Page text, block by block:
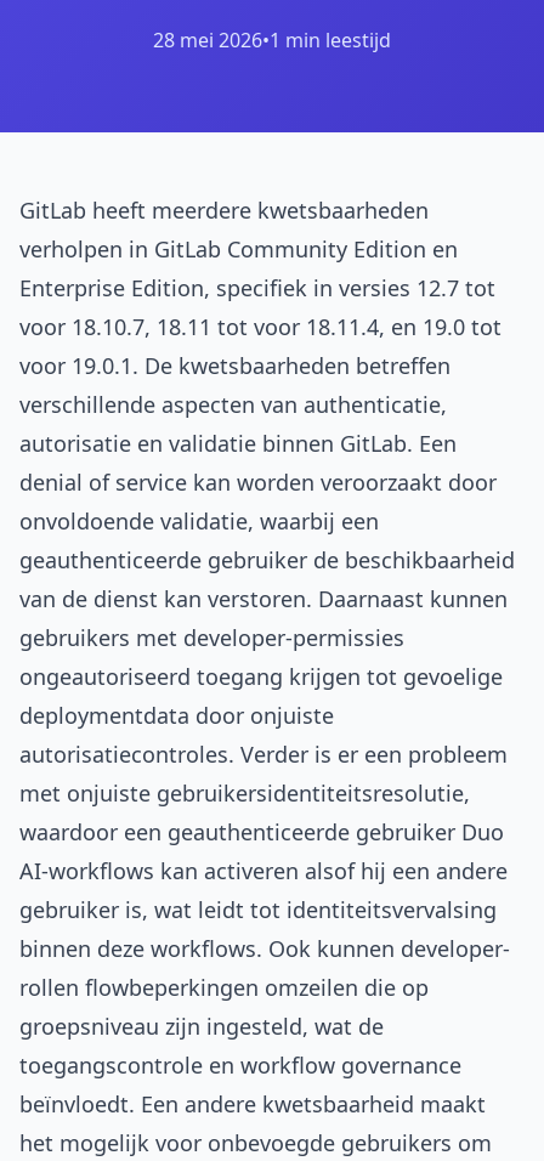
28 mei 2026•1 min leestijd
GitLab heeft meerdere kwetsbaarheden
verholpen in GitLab Community Edition en
Enterprise Edition, specifiek in versies 12.7 tot
voor 18.10.7, 18.11 tot voor 18.11.4, en 19.0 tot
voor 19.0.1. De kwetsbaarheden betreffen
verschillende aspecten van authenticatie,
autorisatie en validatie binnen GitLab. Een
denial of service kan worden veroorzaakt door
onvoldoende validatie, waarbij een
geauthenticeerde gebruiker de beschikbaarheid
van de dienst kan verstoren. Daarnaast kunnen
gebruikers met developer-permissies
ongeautoriseerd toegang krijgen tot gevoelige
deploymentdata door onjuiste
autorisatiecontroles. Verder is er een probleem
met onjuiste gebruikersidentiteitsresolutie,
waardoor een geauthenticeerde gebruiker Duo
AI-workflows kan activeren alsof hij een andere
gebruiker is, wat leidt tot identiteitsvervalsing
binnen deze workflows. Ook kunnen developer-
rollen flowbeperkingen omzeilen die op
groepsniveau zijn ingesteld, wat de
toegangscontrole en workflow governance
beïnvloedt. Een andere kwetsbaarheid maakt
het mogelijk voor onbevoegde gebruikers om